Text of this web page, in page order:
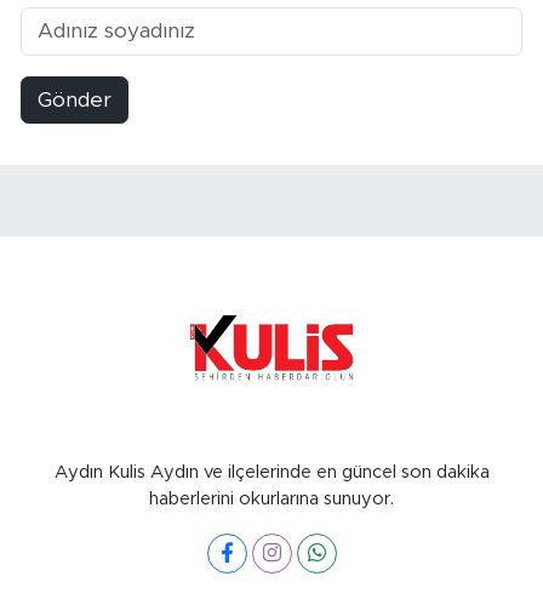
Gönder
Aydın Kulis Aydın ve ilçelerinde en güncel son dakika
haberlerini okurlarına sunuyor.